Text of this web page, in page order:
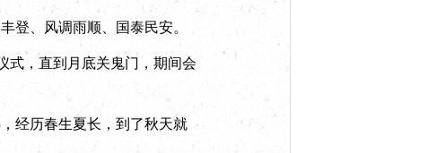
、风调雨顺、国泰民安。
，直到月底关鬼门，期间会
经历春生夏长，到了秋天就